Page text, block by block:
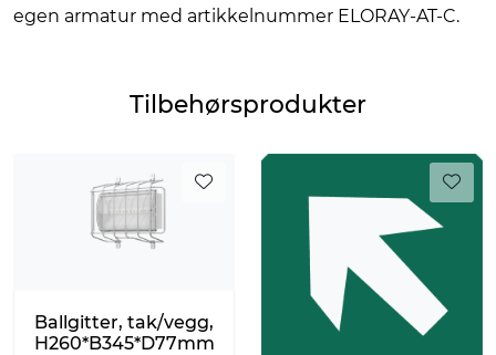
egen armatur med artikkelnummer ELORAY-AT-C.
Tilbehørsprodukter
Ballgitter, tak/vegg,
H260*B345*D77mm